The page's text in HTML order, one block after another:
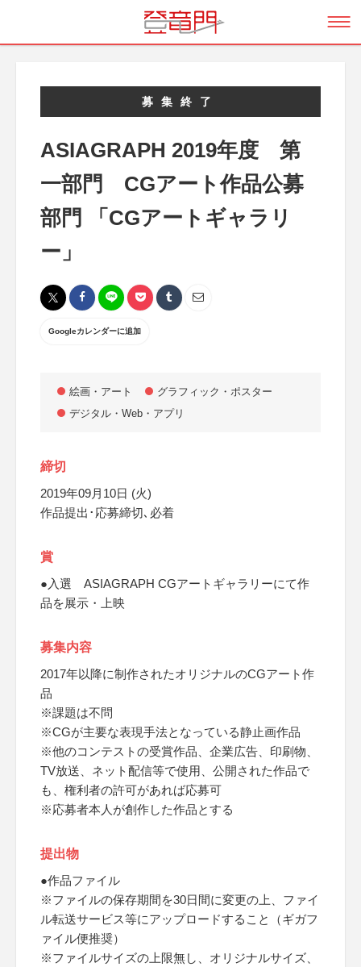
募集終了
ASIAGRAPH 2019年度 第
一部門 CGアート作品公募
部門 「CGアートギャラリ
ー」
Googleカレンダーに追加
絵画・アート
グラフィック・ポスター
デジタル・Web・アプリ
締切
2019年09月10日 (火)
作品提出･応募締切､必着
賞
●入選 ASIAGRAPH CGアートギャラリーにて作
品を展示・上映
募集内容
2017年以降に制作されたオリジナルのCGアート作
品
※課題は不問
※CGが主要な表現手法となっている静止画作品
※他のコンテストの受賞作品、企業広告、印刷物、
TV放送、ネット配信等で使用、公開された作品で
も、権利者の許可があれば応募可
※応募者本人が創作した作品とする
提出物
●作品ファイル
※ファイルの保存期間を30日間に変更の上、ファイ
ル転送サービス等にアップロードすること（ギガフ
ァイル便推奨）
※ファイルサイズの上限無し、オリジナルサイズ、